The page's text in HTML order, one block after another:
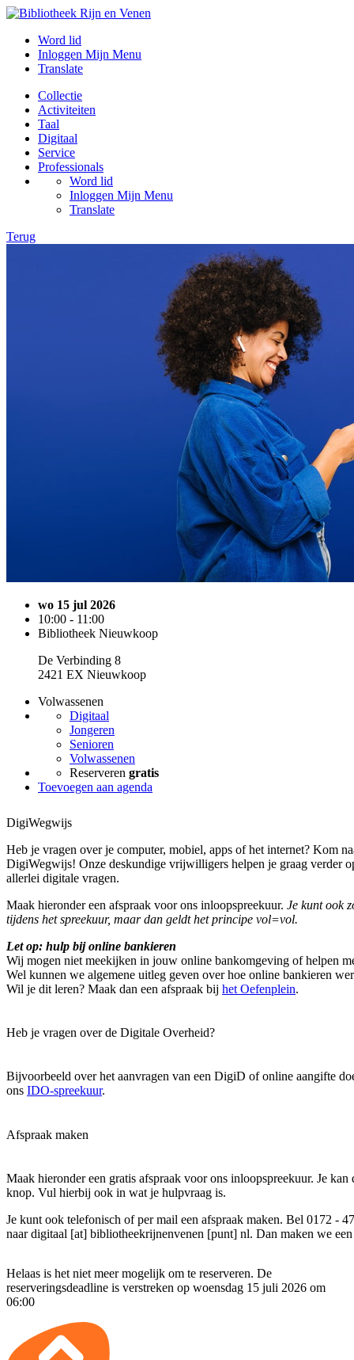
Word lid
Inloggen Mijn Menu
Translate
Collectie
Activiteiten
Taal
Digitaal
Service
Professionals
Word lid
Inloggen Mijn Menu
Translate
Terug
wo 15 jul 2026
10:00 - 11:00
Bibliotheek Nieuwkoop
De Verbinding 8
2421 EX Nieuwkoop
Volwassenen
Digitaal
Jongeren
Senioren
Volwassenen
Reserveren gratis
Toevoegen aan agenda
DigiWegwijs
Heb je vragen over je computer, mobiel, apps of het internet? Kom
DigiWegwijs! Onze deskundige vrijwilligers helpen je graag verder
allerlei digitale vragen.
Maak hieronder een afspraak voor ons inloopspreekuur. Je kunt ook
tijdens het spreekuur, maar dan geldt het principe vol=vol.
Let op: hulp bij online bankieren
Wij mogen niet meekijken in jouw online bankomgeving of helpen
Wel kunnen we algemene uitleg geven over hoe online bankieren
Wil je dit leren? Maak dan een afspraak bij het Oefenplein.
Heb je vragen over de Digitale Overheid?
Bijvoorbeeld over het aanvragen van een DigiD of online aangifte
ons IDO-spreekuur.
Afspraak maken
Maak hieronder een gratis afspraak voor ons inloopspreekuur. Je kan
knop. Vul hierbij ook in wat je hulpvraag is.
Je kunt ook telefonisch of per mail een afspraak maken. Bel 0172 -
naardigitaal [at] bibliotheekrijnenvenen [punt] nl. Dan maken we
Helaas is het niet meer mogelijk om te reserveren. De
reserveringsdeadline is verstreken op woensdag 15 juli 2026 om
06:00